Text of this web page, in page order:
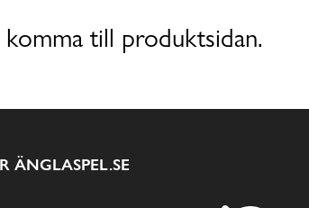
till produktsidan.
ÄNGLASPEL.SE